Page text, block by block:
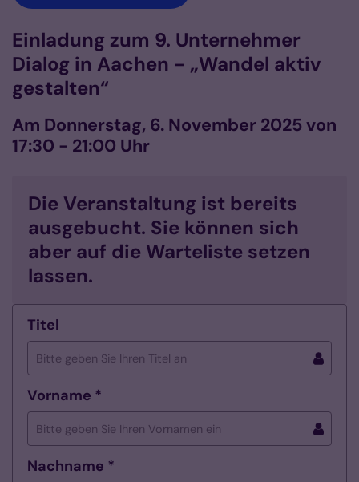
Einladung zum 9. Unternehmer
Dialog in Aachen - „Wandel aktiv
gestalten“
Am Donnerstag, 6. November 2025 von
17:30 - 21:00 Uhr
Die Veranstaltung ist bereits
ausgebucht. Sie können sich
aber auf die Warteliste setzen
lassen.
Titel
Vorname *
Nachname *